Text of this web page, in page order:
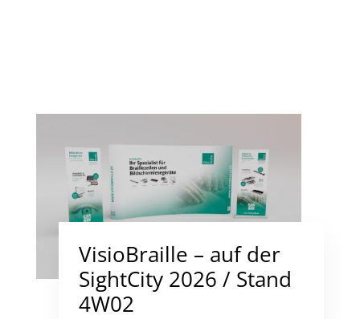
VisioBraille – auf der
SightCity 2026 / Stand
4W02